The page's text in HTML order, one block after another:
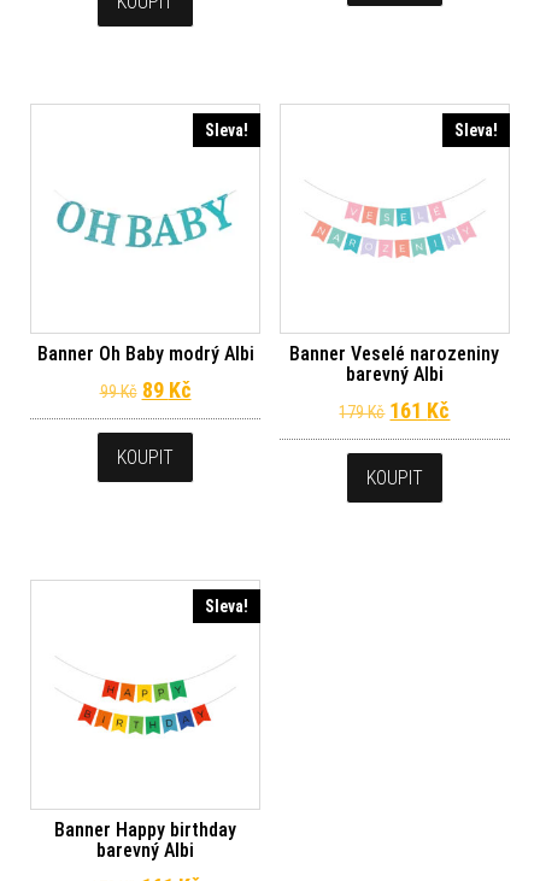
Sleva!
Banner Oh Baby modrý Albi
99Kč Původní cena byla: 99 Kč.
89 KčAktuální cena je: 89 Kč.
KOUPIT
Sleva!
Banner Veselé narozeniny
barevný Albi
179Kč Původní cena
161 Kč
KOUPIT
Sleva!
Banner Happy birthday
barevný Albi